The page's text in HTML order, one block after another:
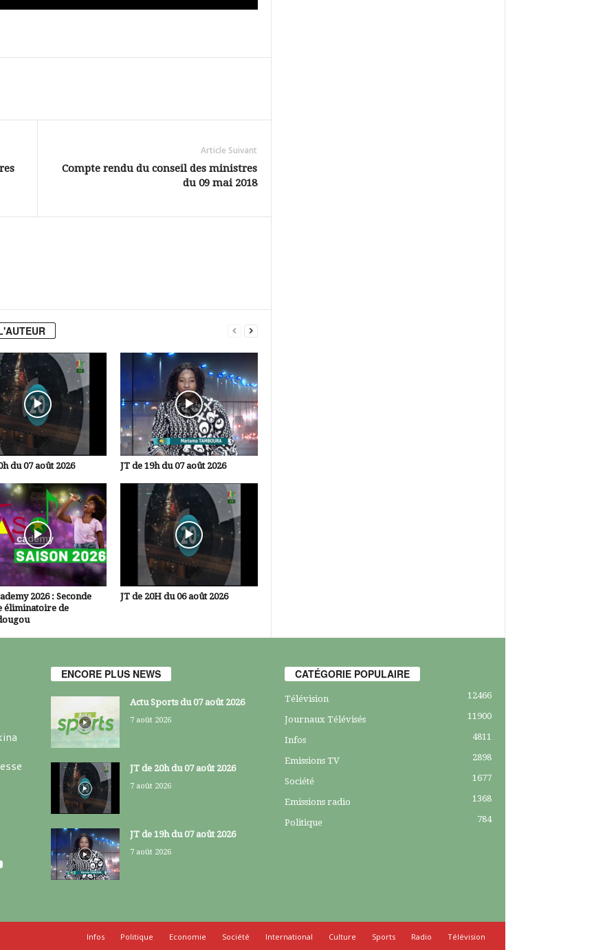
Article Suivant
Compte rendu du conseil des ministres
du 09 mai 2018
du 07 août 2026 JT de 19h du 07 août 2026
2026 : Seconde
éliminatoire de
JT de 20H du 06 août 2026
ENCORE PLUS NEWS
Actu Sports du 07 août 2026
7 août 2026
JT de 20h du 07 août 2026
7 août 2026
JT de 19h du 07 août 2026
7 août 2026
CATÉGORIE POPULAIRE
Télévision 12466
Journaux Télévisés 11900
Infos 4811
Emissions TV 2898
Société 1677
Emissions radio 1368
Politique 784
Infos Politique Economie Société International Culture Sports Radio
Télévision